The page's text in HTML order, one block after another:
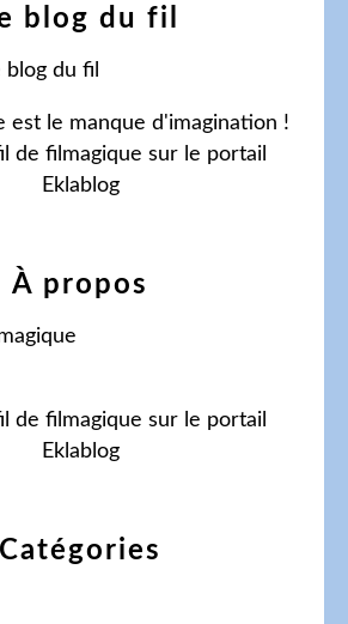
Catégories
blog du fil
est le manque d'imagination !
de filmagique sur le portail
Eklablog
À propos
de filmagique sur le portail
Eklablog